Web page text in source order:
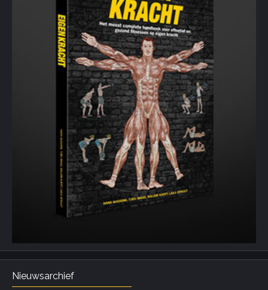
Nieuwsarchief